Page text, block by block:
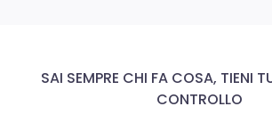
SAI SEMPRE CHI FA COSA, TIENI
CONTROLLO